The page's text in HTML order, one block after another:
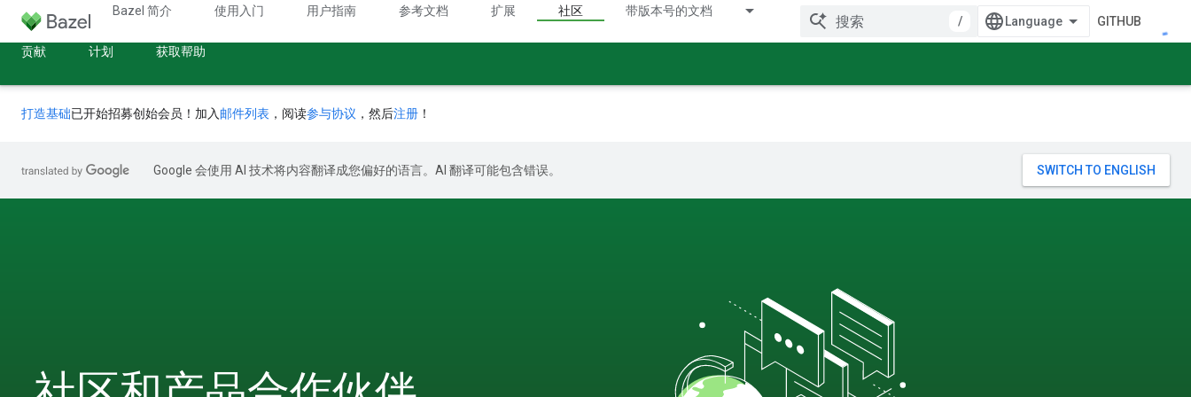
Bazel 简介 使用入门 用户指南 参考文档 扩展 社区 带版本号的文档
/ GITHUB
贡献 计划 获取帮助
打造基础已开始招募创始会员！加入 邮件列表 ，阅读参与协议 ，然后注册 ！
Google 会使用 AI 技术将内容翻译成您偏好的语言。AI 翻译可能包含错误。